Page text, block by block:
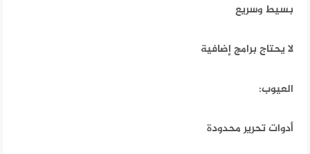
بسيط وسريع
لا يحتاج برامج إضافية
العيوب:
أدوات تحرير محدودة